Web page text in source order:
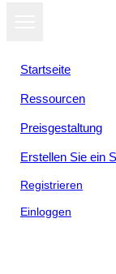
Startseite
Ressourcen
Preisgestaltung
Erstellen Sie ein
Registrieren
Einloggen